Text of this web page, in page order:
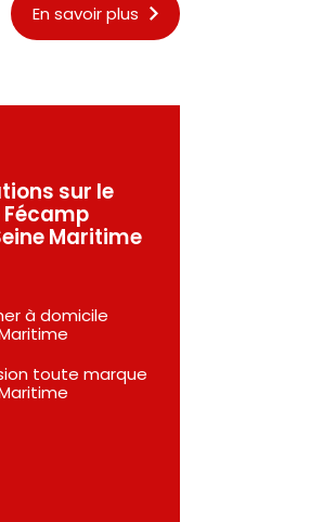
En savoir plus
sur le
Maritime
à domicile
toute marque